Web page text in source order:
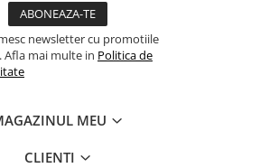
newsletter cu promotiile
Afla mai multe in Politica de
MEU
CLIENTI